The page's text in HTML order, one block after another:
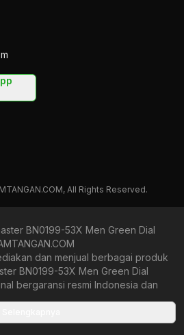
All Rights Reserved.
BN0199-53X Men Green Dial
dan menjual berbagai produk
BN0199-53X Men Green Dial
bergaransi resmi Indonesia dan
produk-produk yang tersedia